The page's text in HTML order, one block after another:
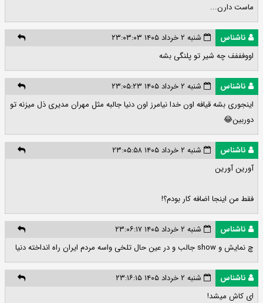
ماست دارن...
ناشناس
شنبه ۲ خرداد ۱۴۰۵ ۲۳:۰۳:۰۳
اووفففف چه شیر تو پلنگی بشه
ناشناس
شنبه ۲ خرداد ۱۴۰۵ ۲۳:۰۵:۲۳
اینجوری بشه قیافه اون خدا نیامرز اون دنیا جالبه مثل مهران مدیری ذل میزنه تو
دوربین😂
ناشناس
شنبه ۲ خرداد ۱۴۰۵ ۲۳:۰۵:۵۸
آورین آورین
فقط من اینجا اضافه کار بودم؟!
ناشناس
شنبه ۲ خرداد ۱۴۰۵ ۲۳:۰۶:۱۷
چ نمایش و show جالب و در عین حال تلخی واسه مردم ایران راه انداخته دنیا
ناشناس
شنبه ۲ خرداد ۱۴۰۵ ۲۳:۱۶:۱۵
ای کاش میشد!